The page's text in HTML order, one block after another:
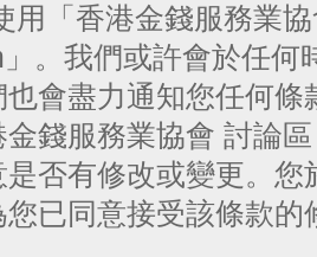
用「香港金錢服務業
。我們或許會於任何
也會盡力通知您任何
金錢服務業協會 討論
是否有修改或變更。
您已同意接受該條款的